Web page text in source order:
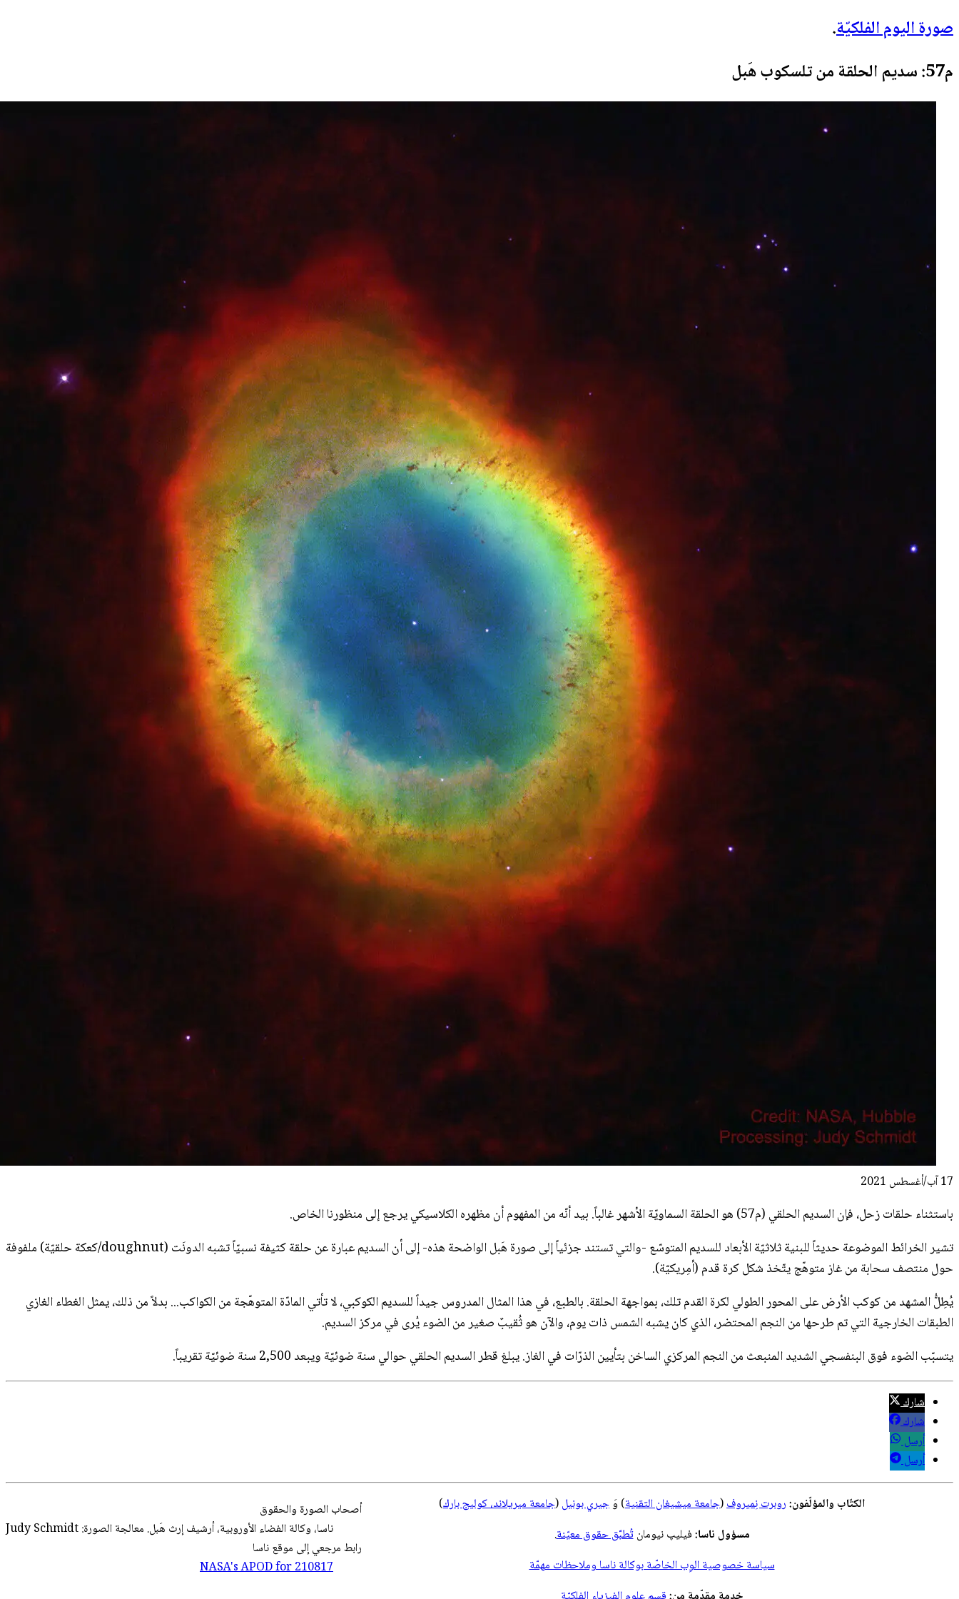
صورة اليوم الفلكيّة.
م57: سديم الحلقة من تلسكوب هَبل
17 آب/أغسطس 2021
باستثناء حلقات زحل، فإن السديم الحلقي (م57) هو الحلقة السماويّة الأشهر غالباً. بيد أنّه من المفهوم أن مظهره الكلاسيكي يرجع إلى منظورنا الخاص.
تشير الخرائط الموضوعة حديثاً للبنية ثلاثيّة الأبعاد للسديم المتوسّع -والتي تستند جزئياً إلى صورة هَبل الواضحة هذه- إلى أن السديم عبارة عن حلقة كثيفة نسبيّاً تشبه الدونَت (doughnut/كعكة حلقيّة) ملفوفة
حول منتصف سحابة من غاز متوهّج يتّخذ شكل كرة قدم (أمِريكيّة).
يُطِلُّ المشهد من كوكب الأرض على المحور الطولي لكرة القدم تلك، بمواجهة الحلقة. بالطبع، في هذا المثال المدروس جيداً للسديم الكوكبي، لا تأتي المادّة المتوهّجة من الكواكب... بدلاً من ذلك، يمثل الغطاء الغازي
الطبقات الخارجية التي تم طرحها من النجم المحتضر، الذي كان يشبه الشمس ذات يوم، والآن هو ثُقيبٌ صغير من الضوء يُرى في مركز السديم.
يتسبّب الضوء فوق البنفسجي الشديد المنبعث من النجم المركزي الساخن بتأيين الذرّات في الغاز. يبلغ قطر السديم الحلقي حوالي سنة ضوئيّة ويبعد 2,500 سنة ضوئيّة تقريباً.
شارك
شارك
أرسل
أرسل
أصحاب الصورة والحقوق
ناسا، وكالة الفضاء الأوروبية، أرشيف إرث هَبل. معالجة الصورة: Judy Schmidt
رابط مرجعي إلى موقع ناسا
NASA's APOD for210817
الكتّاب والمؤلّفون:روبرت نِميروف(جامعة ميشيغان التقنية) وَجيري بونيل(جامعة ميريلاند، كوليج بارك)
مسؤول ناسا:فيليپ نيومان تُطبَّق حقوق معيّنة.
سياسة خصوصية الوِب الخاصّة بوكالة ناسا وملاحظات مهمّة